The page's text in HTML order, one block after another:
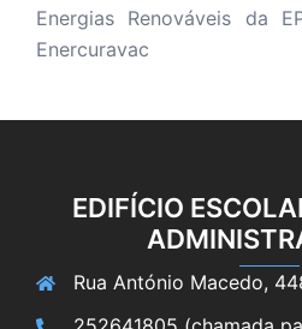
Energias Renováveis da
Enercuravac
EDIFÍCIO
Rua António Macedo,